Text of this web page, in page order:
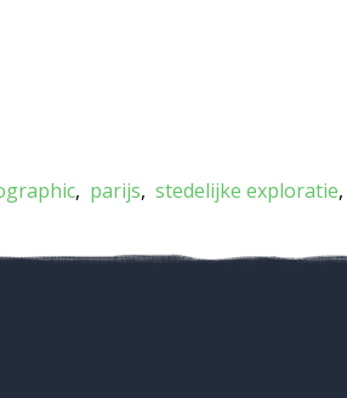
parijs stedelijke exploratie